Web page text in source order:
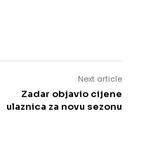
Next article
Zadar objavio cijene
ulaznica za novu sezonu